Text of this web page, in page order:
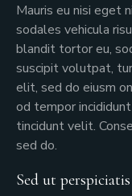
Mauris eu nisi eget
sodales vehicula
blandit tortor eu,
suscipit volutpat,
elit, sed do eiusm
od tempor
tincidunt velit.
sed do.
Sed ut